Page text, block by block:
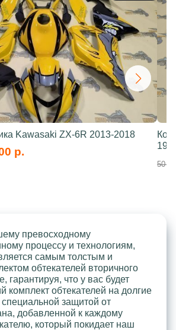
Kawasaki ZX-6R 2013-2018
р.
50
превосходному
процессу и технологиям,
самым толстым и
обтекателей вторичного
гарантируя, что у вас будет
комплект обтекателей на долгие
защитой от
добавленной к каждому
который покидает наш